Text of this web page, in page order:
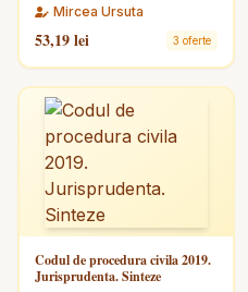
Mircea Ursuta
53,19 lei 3 oferte
Codul de procedura civila 2019.
Jurisprudenta. Sinteze